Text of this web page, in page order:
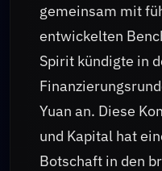
gemeinsam mit
entwickelten
Spirit kündigte in
Yuan an. Diese
und Kapital hat
Botschaft in den